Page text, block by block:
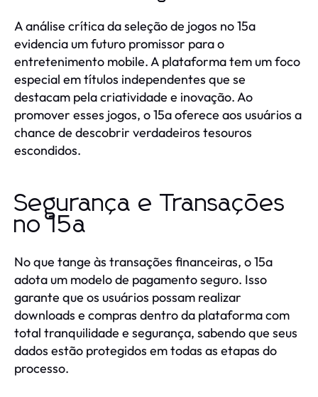
A análise crítica da seleção de jogos no 15a
evidencia um futuro promissor para o
entretenimento mobile. A plataforma tem um foco
especial em títulos independentes que se
destacam pela criatividade e inovação. Ao
promover esses jogos, o 15a oferece aos usuários a
chance de descobrir verdadeiros tesouros
escondidos.
Segurança e Transações
no 15a
No que tange às transações financeiras, o 15a
adota um modelo de pagamento seguro. Isso
garante que os usuários possam realizar
downloads e compras dentro da plataforma com
total tranquilidade e segurança, sabendo que seus
dados estão protegidos em todas as etapas do
processo.